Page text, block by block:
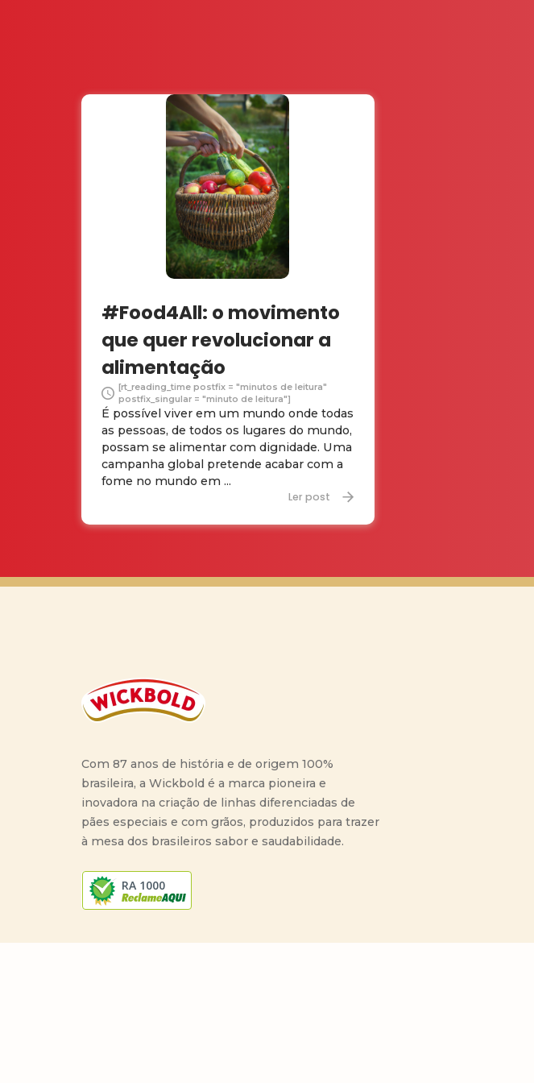
#Food4All: o movimento
que quer revolucionar a
alimentação
[rt_reading_time postfix = "minutos de leitura"
postfix_singular = "minuto de leitura"]
É possível viver em um mundo onde todas
as pessoas, de todos os lugares do mundo,
possam se alimentar com dignidade. Uma
campanha global pretende acabar com a
fome no mundo em ...
Ler post
Com 87 anos de história e de origem 100%
brasileira, a Wickbold é a marca pioneira e
inovadora na criação de linhas diferenciadas de
pães especiais e com grãos, produzidos para trazer
à mesa dos brasileiros sabor e saudabilidade.
RA 1000